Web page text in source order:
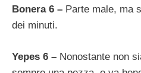
Bonera 6 – Parte male, ma
dei minuti.
Yepes 6 – Nonostante non